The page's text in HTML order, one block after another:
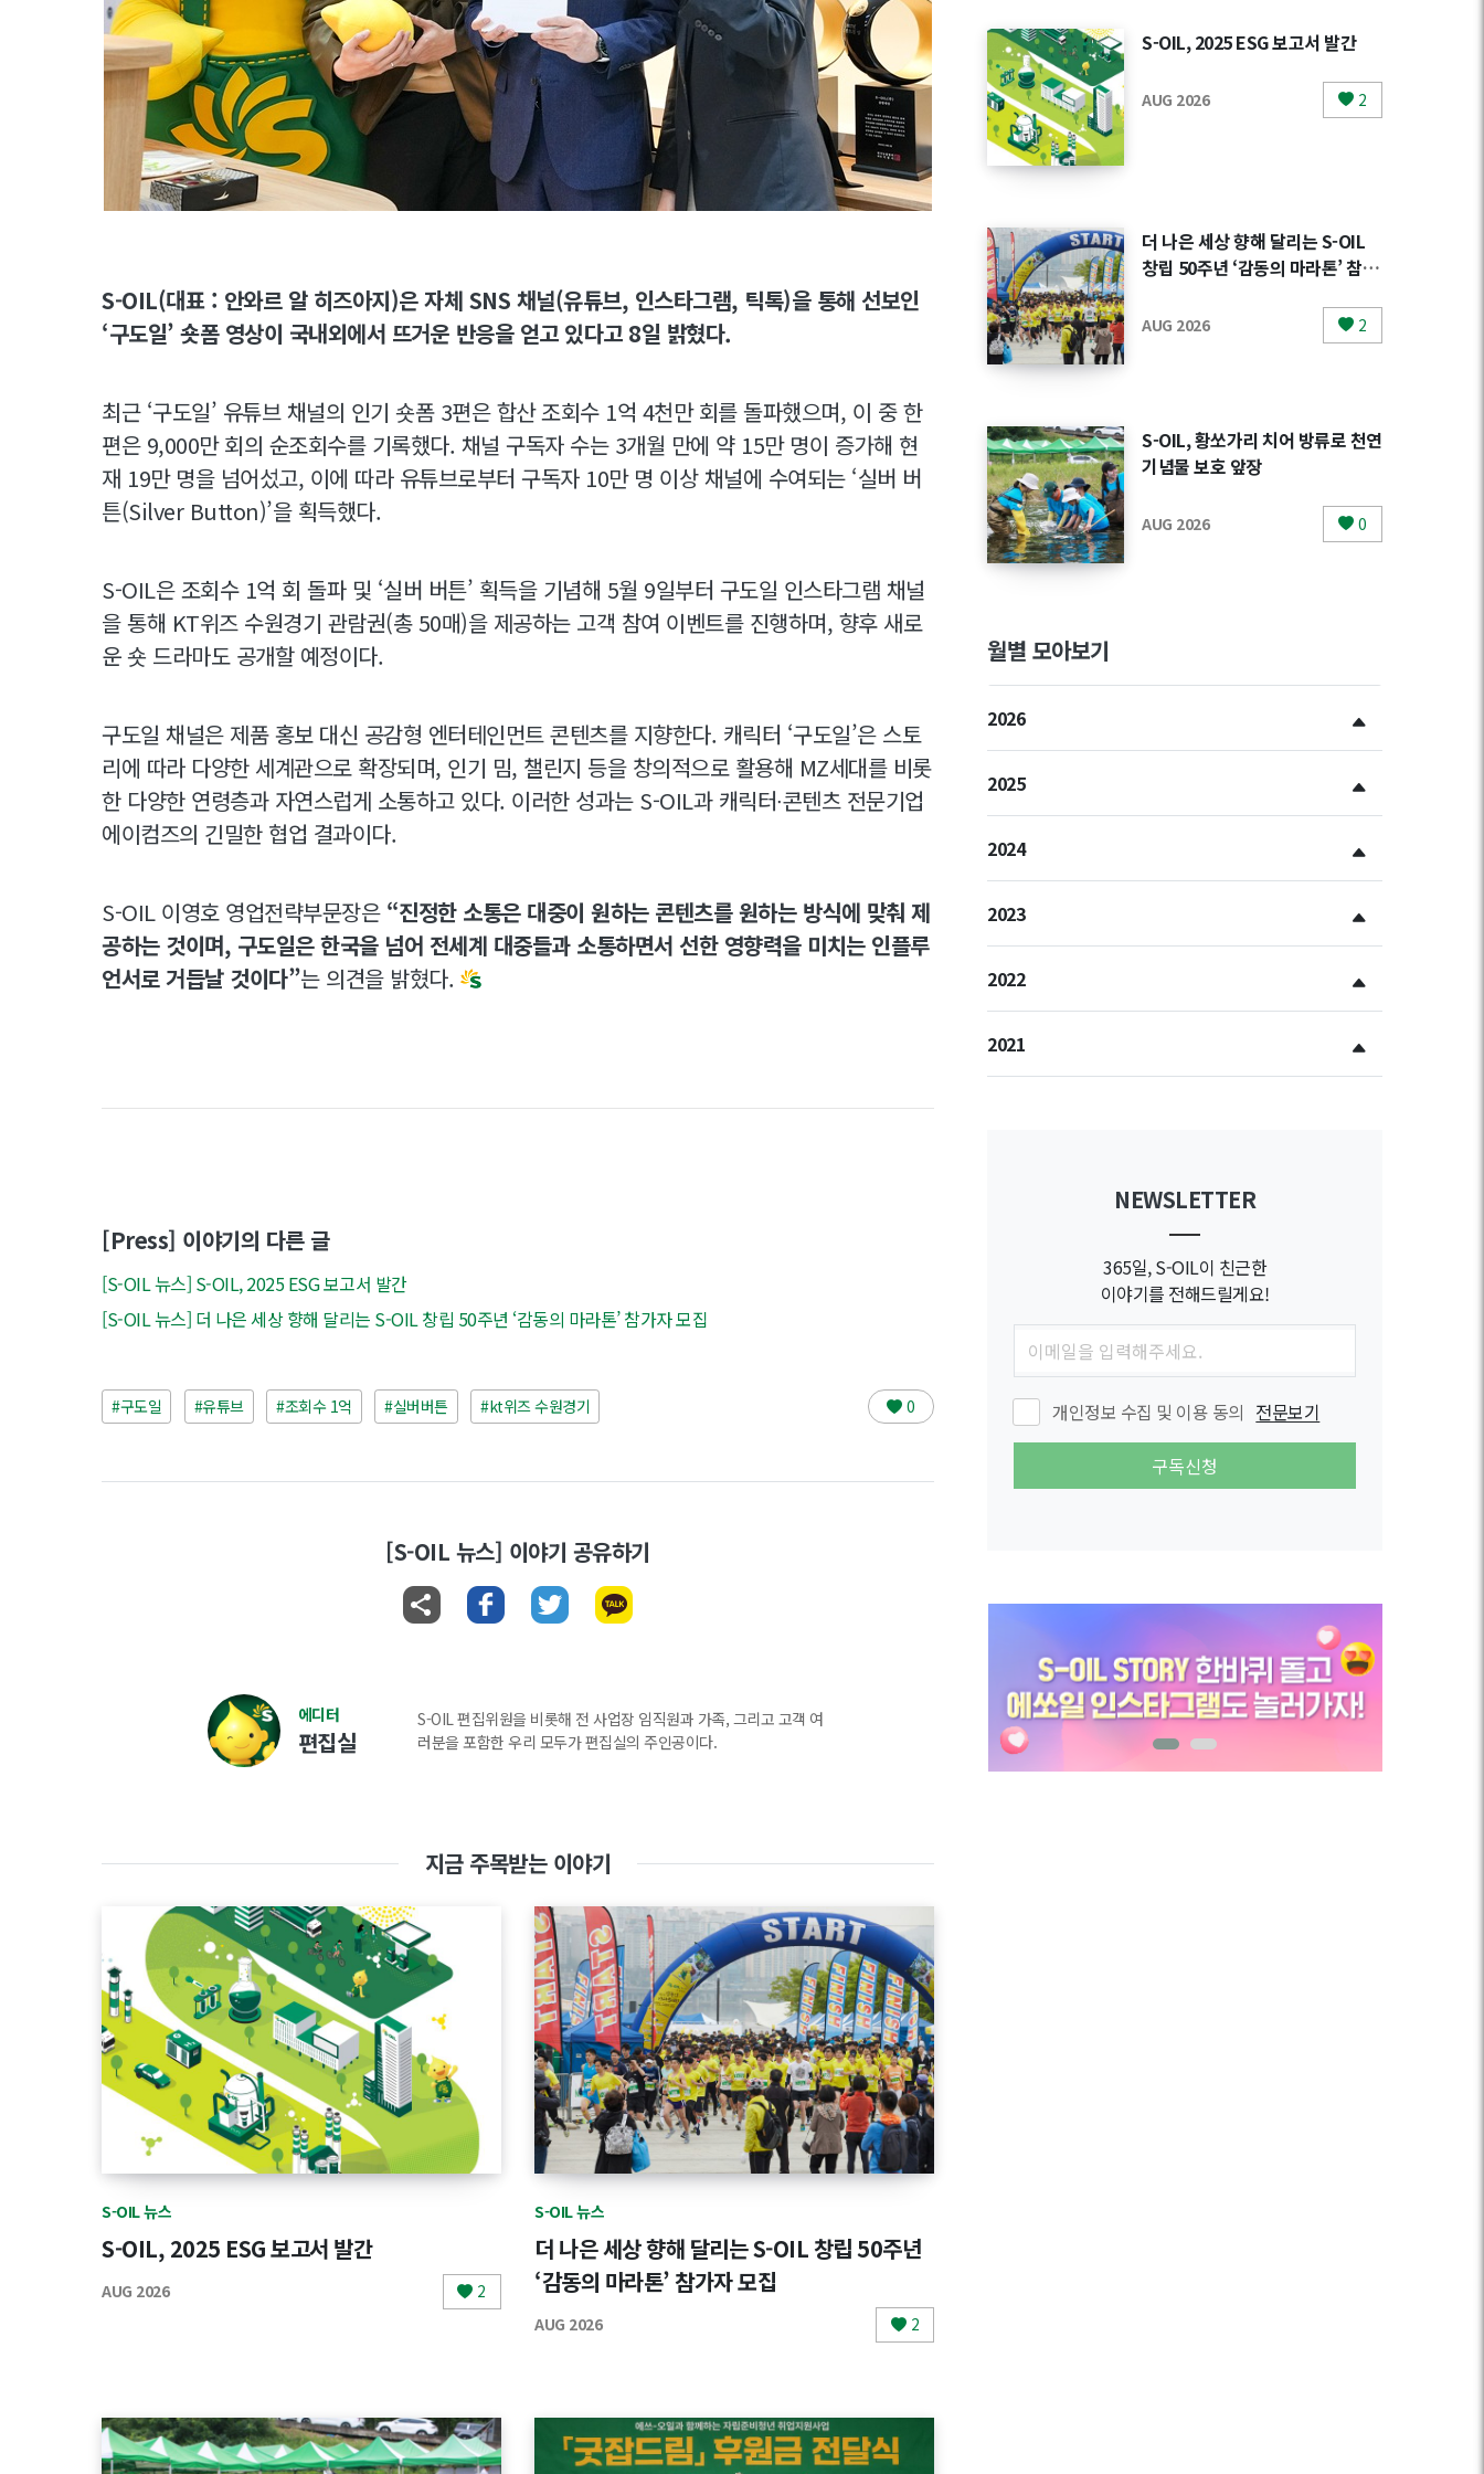
S-OIL(대표 : 안와르 알 히즈아지)은 자체 SNS 채널(유튜브, 인스타그램, 틱톡)을 통해 선보인
‘구도일’ 숏폼 영상이 국내외에서 뜨거운 반응을 얻고 있다고 8일 밝혔다.
최근 ‘구도일’ 유튜브 채널의 인기 숏폼 3편은 합산 조회수 1억 4천만 회를 돌파했으며, 이 중 한
편은 9,000만 회의 순조회수를 기록했다. 채널 구독자 수는 3개월 만에 약 15만 명이 증가해 현
재 19만 명을 넘어섰고, 이에 따라 유튜브로부터 구독자 10만 명 이상 채널에 수여되는 ‘실버 버
튼(Silver Button)’을 획득했다.
S-OIL은 조회수 1억 회 돌파 및 ‘실버 버튼’ 획득을 기념해 5월 9일부터 구도일 인스타그램 채널
을 통해 KT위즈 수원경기 관람권(총 50매)을 제공하는 고객 참여 이벤트를 진행하며, 향후 새로
운 숏 드라마도 공개할 예정이다.
구도일 채널은 제품 홍보 대신 공감형 엔터테인먼트 콘텐츠를 지향한다. 캐릭터 ‘구도일’은 스토
리에 따라 다양한 세계관으로 확장되며, 인기 밈, 챌린지 등을 창의적으로 활용해 MZ세대를 비롯
한 다양한 연령층과 자연스럽게 소통하고 있다. 이러한 성과는 S-OIL과 캐릭터∙콘텐츠 전문기업
에이컴즈의 긴밀한 협업 결과이다.
S-OIL 이영호 영업전략부문장은 “진정한 소통은 대중이 원하는 콘텐츠를 원하는 방식에 맞춰 제
공하는 것이며, 구도일은 한국을 넘어 전세계 대중들과 소통하면서 선한 영향력을 미치는 인플루
언서로 거듭날 것이다”는 의견을 밝혔다.
[Press] 이야기의 다른 글
[S-OIL 뉴스] S-OIL, 2025 ESG 보고서 발간
[S-OIL 뉴스] 더 나은 세상 향해 달리는 S-OIL 창립 50주년 ‘감동의 마라톤’ 참가자 모집
#구도일 #유튜브 #조회수 1억 #실버버튼 #kt위즈 수원경기 0
[S-OIL 뉴스] 이야기 공유하기
에디터
편집실
S-OIL 편집위원을 비롯해 전 사업장 임직원과 가족, 그리고 고객 여
러분을 포함한 우리 모두가 편집실의 주인공이다.
지금 주목받는 이야기
S-OIL 뉴스
S-OIL, 2025 ESG 보고서 발간
AUG 2026 2
S-OIL 뉴스
더 나은 세상 향해 달리는 S-OIL 창립 50주년
‘감동의 마라톤’ 참가자 모집
AUG 2026 2
S-OIL, 2025 ESG 보고서 발간
AUG 2026 2
더 나은 세상 향해 달리는 S-OIL
창립 50주년 ‘감동의 마라톤’ 참가
AUG 2026 2
S-OIL, 황쏘가리 치어 방류로 천연
기념물 보호 앞장
AUG 2026 0
월별 모아보기
2026
2025
2024
2023
2022
2021
NEWSLETTER
365일, S-OIL이 친근한
이야기를 전해드릴게요!
개인정보 수집 및 이용 동의 전문보기
구독신청